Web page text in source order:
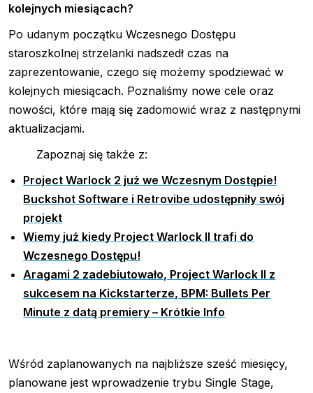
kolejnych miesiącach?
Po udanym początku Wczesnego Dostępu
staroszkolnej strzelanki nadszedł czas na
zaprezentowanie, czego się możemy spodziewać w
kolejnych miesiącach. Poznaliśmy nowe cele oraz
nowości, które mają się zadomowić wraz z następnymi
aktualizacjami.
Zapoznaj się także z:
Project Warlock 2 już we Wczesnym Dostępie!
Buckshot Software i Retrovibe udostępniły swój
projekt
Wiemy już kiedy Project Warlock II trafi do
Wczesnego Dostępu!
Aragami 2 zadebiutowało, Project Warlock II z
sukcesem na Kickstarterze, BPM: Bullets Per
Minute z datą premiery – Krótkie Info
Wśród zaplanowanych na najbliższe sześć miesięcy,
planowane jest wprowadzenie trybu Single Stage,